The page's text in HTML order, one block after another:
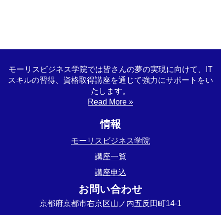
モーリスビジネス学院では皆さんの夢の実現に向けて、IT
スキルの習得、資格取得講座を通じて強力にサポートをい
たします。
Read More »
情報
モーリスビジネス学院
講座一覧
講座申込
お問い合わせ
京都府京都市右京区山ノ内五反田町14-1